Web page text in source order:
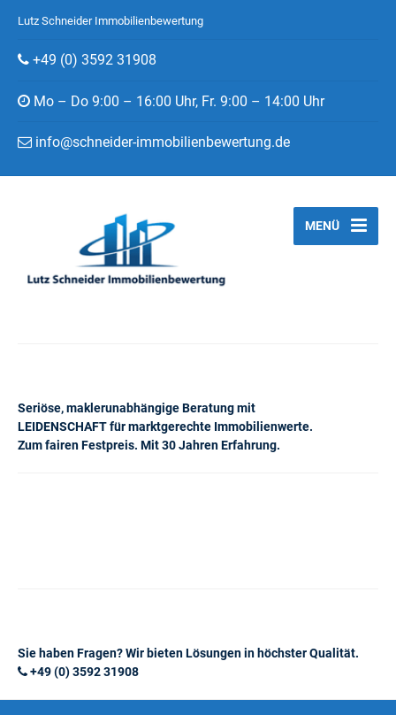
Lutz Schneider Immobilienbewertung
+49 (0) 3592 31908
Mo – Do 9:00 – 16:00 Uhr, Fr. 9:00 – 14:00 Uhr
info@schneider-immobilienbewertung.de
Seriöse, maklerunabhängige Beratung mit
LEIDENSCHAFT für marktgerechte Immobilienwerte.
Zum fairen Festpreis. Mit 30 Jahren Erfahrung.
MENÜ
Sie haben Fragen? Wir bieten Lösungen in höchster Qualität.
+49 (0) 3592 31908